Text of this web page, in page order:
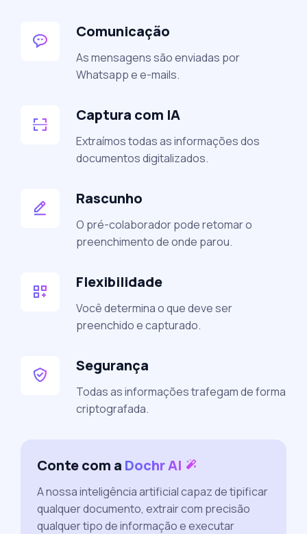
Comunicação
As mensagens são enviadas por
Whatsapp e e-mails.
Captura com IA
Extraímos todas as informações dos
documentos digitalizados.
Rascunho
O pré-colaborador pode retomar o
preenchimento de onde parou.
Flexibilidade
Você determina o que deve ser
preenchido e capturado.
Segurança
Todas as informações trafegam de forma
criptografada.
Conte com a Dochr AI
A nossa inteligência artificial capaz de tipificar
qualquer documento, extrair com precisão
qualquer tipo de informação e executar